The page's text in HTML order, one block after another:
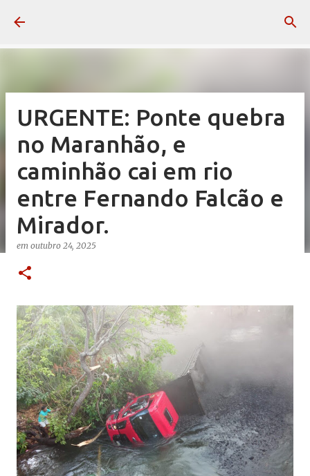
URGENTE: Ponte quebra
no Maranhão, e
caminhão cai em rio
entre Fernando Falcão e
Mirador.
em outubro 24, 2025